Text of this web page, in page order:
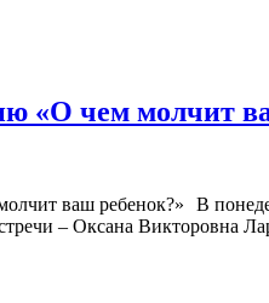
«О чем молчит
В
– Оксана Викторовна